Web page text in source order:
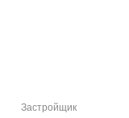
Застройщик